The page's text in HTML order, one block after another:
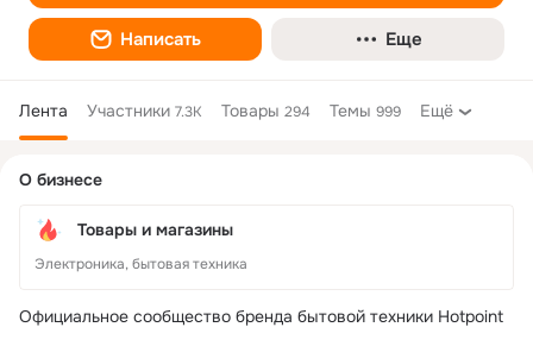
Написать Еще
Лента Участники 7.3K Товары 294 Темы 999 Ещё
колонка
О бизнесе
Товары и магазины
Электроника, бытовая техника
Официальное сообщество бренда бытовой техники Hotpoint